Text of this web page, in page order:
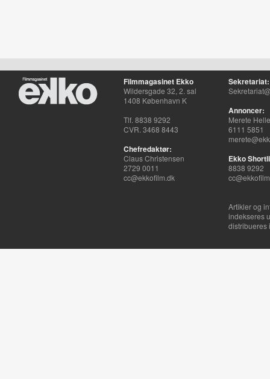
Filmmagasinet Ekko
Wildersgade 32, 2. sal
1408 København K
Tlf. 8838 9292
CVR. 3468 8443
Chefredaktør:
Claus Christensen
2729 0011
cc@ekkofilm.dk
Sekretariat:
Annoncer:
Merete
6111 5851
Ekko
8838 9292
Artikler og
indekseres
distribueres